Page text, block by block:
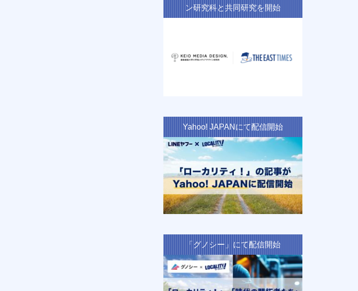
ン研究科と共同研究を開始
Yahoo! JAPANにて配信開始
「グノシー」にて配信開始